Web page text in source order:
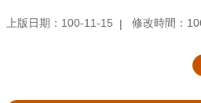
上版日期：100-11-15 修改時間：